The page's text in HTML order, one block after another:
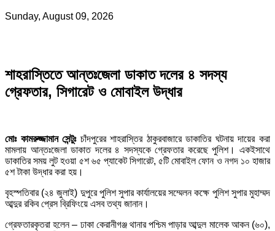
Sunday, August 09, 2026
শাহরাস্তিতে আন্তঃজেলা ডাকাত দলের ৪ সদস্য
গ্রেফতার, সিগারেট ও মোবাইল উদ্ধার
মোঃ কামরুজ্জামান সেন্টুঃচাঁদপুরের শাহরাস্তির ঠাকুরবাজারে ডাকাতির ঘটনায় দায়ের করা
মামলায় আন্তঃজেলা ডাকাত দলের ৪ সদস্যকে গ্রেফতার করেছে পুলিশ। একইসাথে
ডাকাতির সময় লুট হওয়া ৫শ ৬৫ প্যাকেট সিগারেট, ৫টি মোবাইল ফোন ও নগদ ১০ হাজার
৫শ টাকা উদ্ধার করা হয়।
বৃহস্পতিবার (২৪ জুলাই) দুপুরে পুলিশ সুপার কার্যালয়ের সম্মেলন কক্ষে পুলিশ সুপার মুহাম্মদ
আব্দুর রকিব প্রেস ব্রিফিংয়ে এসব তথ্য জানান।
গ্রেফতারকৃতরা হলেন – ঢাকা কেরানীগঞ্জ থানার পশ্চিম পাড়ার আব্দুল মালেক আকন (৬০),